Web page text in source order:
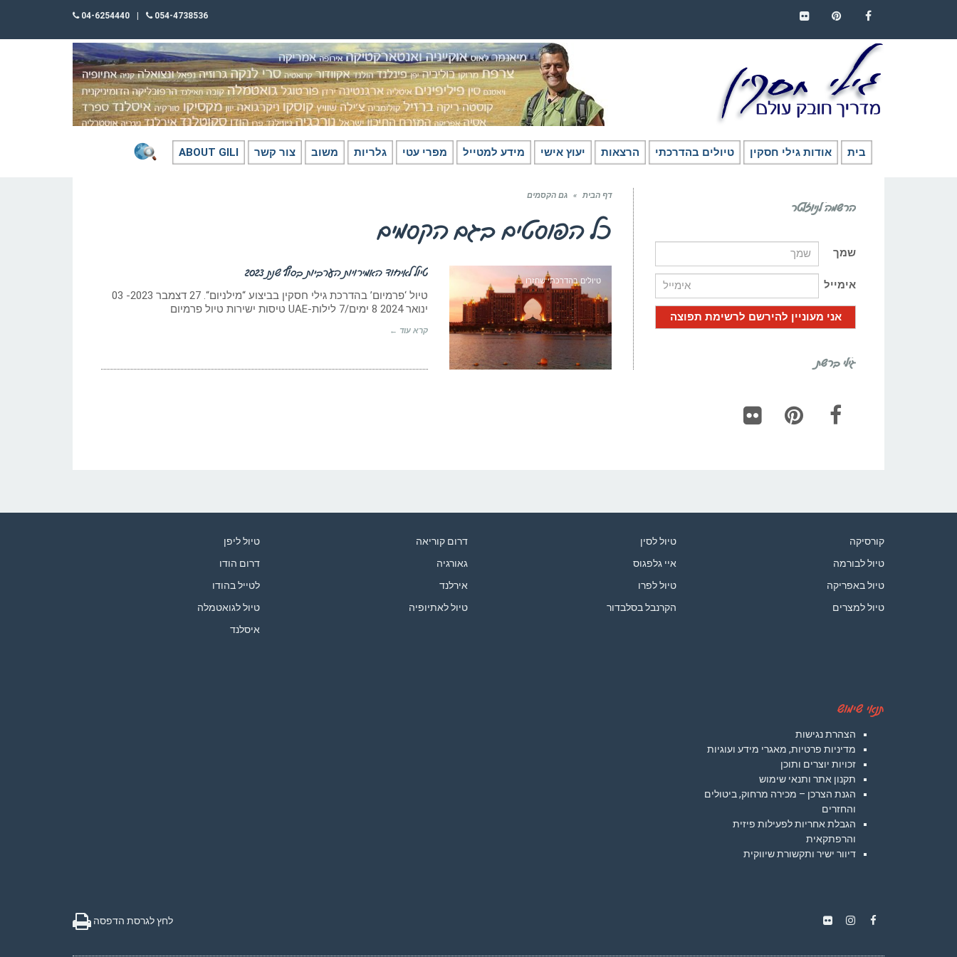
054-4738536
04-6254440
בית אודות גילי חסקין טיולים בהדרכתי הרצאות יעוץ אישי מידע למטייל מפרי עטי גלריות משוב צור קשר ABOUT GILI
דף הבית » גם הקסמים
כל הפוסטים בגם הקסמים
טיולים בהדרכתי שחזרו
טיול לאיחוד האמירויות הערביות בסוף שנת 2023
טיול ‘פרמיום’ בהדרכת גילי חסקין בביצוע “מילניום“. 27 דצמבר 2023- 03
ינואר 2024 8 ימים/7 לילות-UAE טיסות ישירות טיול פרמיום
קרא עוד ←
הרשמה לניוזלטר
שמך
אימייל
גילי ברשת
קורסיקה
טיול לבורמה
טיול באפריקה
טיול למצרים
טיול לסין
איי גלפגוס
טיול לפרו
הקרנבל בסלבדור
דרום קוריאה
גאורגיה
אירלנד
טיול לאתיופיה
טיול ליפן
דרום הודו
לטייל בהודו
טיול לגואטמלה
איסלנד
תנאי שימוש
הצהרת נגישות
מדיניות פרטיות, מאגרי מידע ועוגיות
זכויות יוצרים ותוכן
תקנון אתר ותנאי שימוש
הגנת הצרכן – מכירה מרחוק, ביטולים
והחזרים
הגבלת אחריות לפעילות פיזית
והרפתקאית
דיוור ישיר ותקשורת שיווקית
לחץ לגרסת הדפסה